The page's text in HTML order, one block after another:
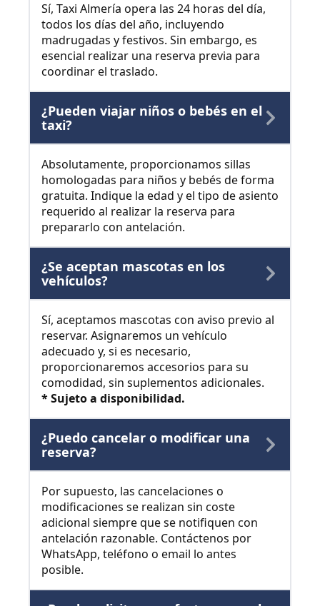
Sí, Taxi Almería opera las 24 horas del día,
todos los días del año, incluyendo
madrugadas y festivos. Sin embargo, es
esencial realizar una reserva previa para
coordinar el traslado.
¿Pueden viajar niños o bebés en el
taxi?
Absolutamente, proporcionamos sillas
homologadas para niños y bebés de forma
gratuita. Indique la edad y el tipo de asiento
requerido al realizar la reserva para
prepararlo con antelación.
¿Se aceptan mascotas en los
vehículos?
Sí, aceptamos mascotas con aviso previo al
reservar. Asignaremos un vehículo
adecuado y, si es necesario,
proporcionaremos accesorios para su
comodidad, sin suplementos adicionales.
* Sujeto a disponibilidad.
¿Puedo cancelar o modificar una
reserva?
Por supuesto, las cancelaciones o
modificaciones se realizan sin coste
adicional siempre que se notifiquen con
antelación razonable. Contáctenos por
WhatsApp, teléfono o email lo antes
posible.